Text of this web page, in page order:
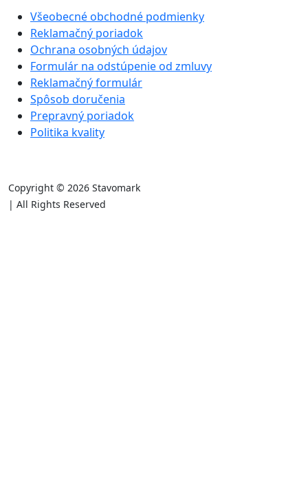
Všeobecné obchodné podmienky
Reklamačný poriadok
Ochrana osobných údajov
Formulár na odstúpenie od zmluvy
Reklamačný formulár
Spôsob doručenia
Prepravný poriadok
Politika kvality
Copyright © 2026 Stavomark
| All Rights Reserved